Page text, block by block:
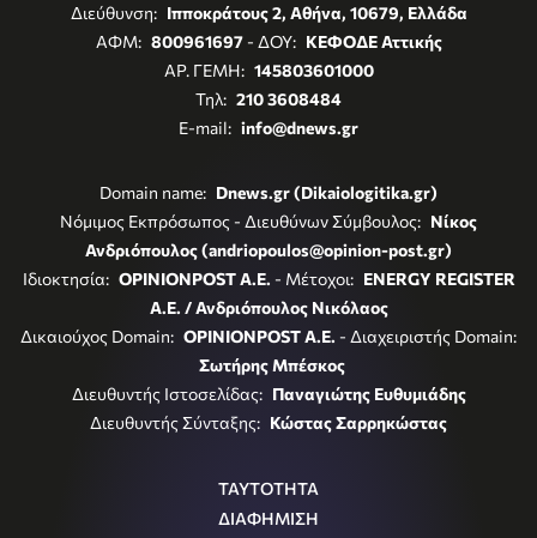
Διεύθυνση: Ιπποκράτους 2, Αθήνα, 10679, Ελλάδα
ΑΦΜ: 800961697- ΔΟΥ: ΚΕΦΟΔΕ Αττικής
ΑΡ. ΓΕΜΗ: 145803601000
Τηλ: 210 3608484
E-mail: info@dnews.gr
Domain name: Dnews.gr (Dikaiologitika.gr)
Νόμιμος Εκπρόσωπος - Διευθύνων Σύμβουλος: Νίκος
Ανδριόπουλος (andriopoulos@opinion-post.gr)
Ιδιοκτησία: OPINIONPOST A.E. - Μέτοχοι: ENERGY REGISTER
Α.Ε. / Ανδριόπουλος Νικόλαος
Δικαιούχος Domain: OPINIONPOST A.E. - Διαχειριστής Domain:
Σωτήρης Μπέσκος
Διευθυντής Ιστοσελίδας: Παναγιώτης Ευθυμιάδης
Διευθυντής Σύνταξης: Κώστας Σαρρηκώστας
ΤΑΥΤΟΤΗΤΑ
ΔΙΑΦΗΜΙΣΗ